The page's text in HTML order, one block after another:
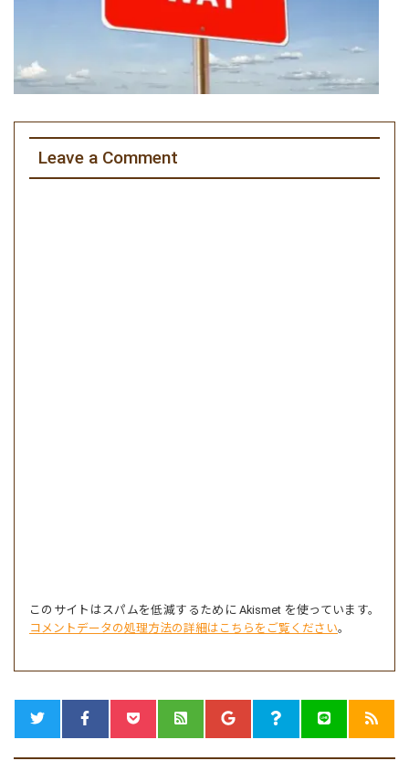
Leave a Comment
このサイトはスパムを低減するために Akismet を使っています。
コメントデータの処理方法の詳細はこちらをご覧ください。